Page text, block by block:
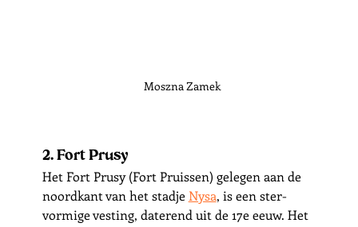
Moszna Zamek
2. Fort Prusy
Het Fort Prusy (Fort Pruissen) gelegen aan de
noordkant van het stadje Nysa, is een ster-
vormige vesting, daterend uit de 17e eeuw. Het